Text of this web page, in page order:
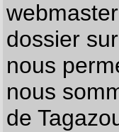
dossier
nous
nous
de